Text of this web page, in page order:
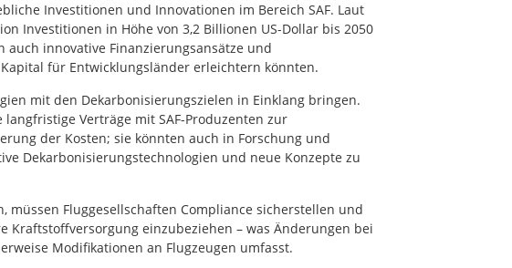
Investitionen und Innovationen im Bereich SAF. Laut
Investitionen in Höhe von 3,2 Billionen US-Dollar bis 2050
auch innovative Finanzierungsansätze und
für Entwicklungsländer erleichtern könnten.
mit den Dekarbonisierungszielen in Einklang bringen.
Verträge mit SAF-Produzenten zur
der Kosten; sie könnten auch in Forschung und
Dekarbonisierungstechnologien und neue Konzepte zu
müssen Fluggesellschaften Compliance sicherstellen und
Kraftstoffversorgung einzubeziehen – was Änderungen bei
Modifikationen an Flugzeugen umfasst.